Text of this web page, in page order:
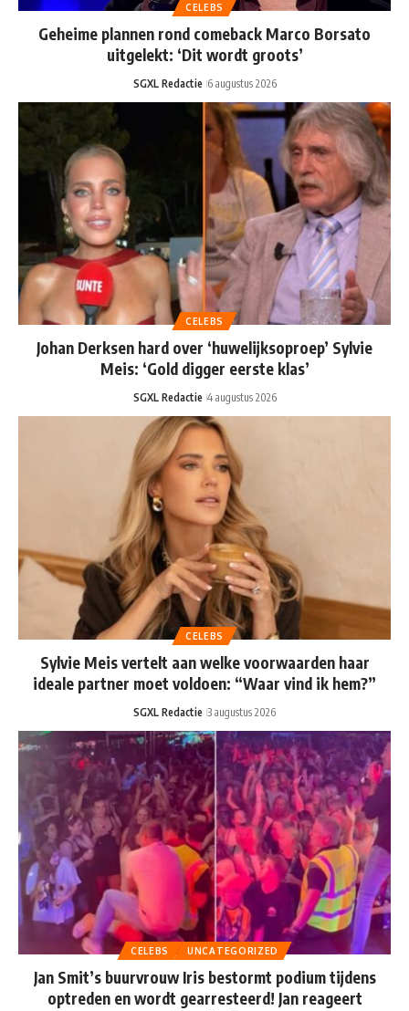
CELEBS
Geheime plannen rond comeback Marco Borsato
uitgelekt: ‘Dit wordt groots’
SGXL Redactie 6 augustus 2026
CELEBS
Johan Derksen hard over ‘huwelijksoproep’ Sylvie
Meis: ‘Gold digger eerste klas’
SGXL Redactie 4 augustus 2026
CELEBS
Sylvie Meis vertelt aan welke voorwaarden haar
ideale partner moet voldoen: “Waar vind ik hem?”
SGXL Redactie 3 augustus 2026
CELEBS UNCATEGORIZED
Jan Smit’s buurvrouw Iris bestormt podium tijdens
optreden en wordt gearresteerd! Jan reageert